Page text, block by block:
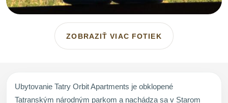
ZOBRAZIŤ VIAC FOTIEK
Ubytovanie Tatry Orbit Apartments je obklopené
Tatranským národným parkom a nachádza sa v Starom